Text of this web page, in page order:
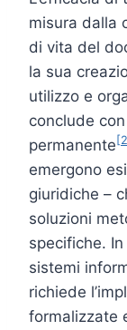
misura dalla
di vita del
la sua
utilizzo e
conclude
permanente
emergono
giuridiche –
soluzioni
specifiche.
sistemi
richiede
formalizzate